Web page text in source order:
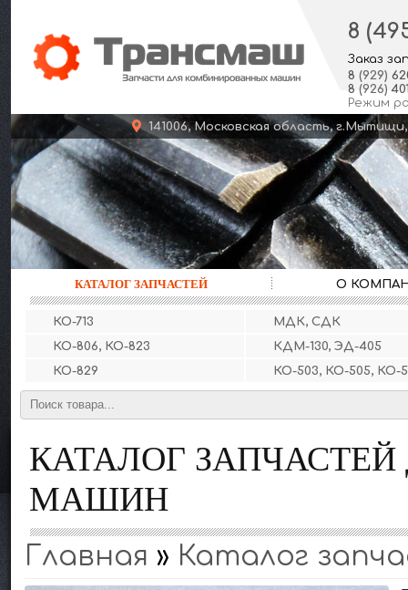
8
Заказ
8 (929)
8 (926)
Режим
141006, Московская область,
КАТАЛОГ ЗАПЧАСТЕЙ О
КО-713
МДК, СДК
КО-806, КО-823
КДМ-130, ЭД-405
КО-829
КО-503, КО-505, КО-
КАТАЛОГ
МАШИН
Главная » Каталог